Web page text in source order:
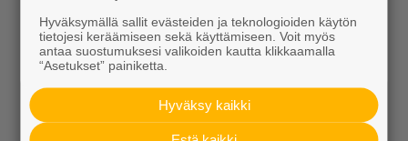
Hyväksymällä sallit evästeiden ja teknologioiden käytön
tietojesi keräämiseen sekä käyttämiseen. Voit myös
antaa suostumuksesi valikoiden kautta klikkaamalla
“Asetukset” painiketta.
Hyväksy kaikki